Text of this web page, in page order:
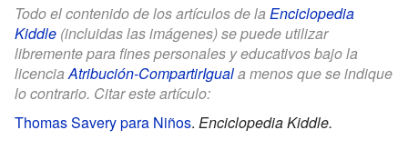
Todo el contenido de los artículos de la Enciclopedia
Kiddle (incluidas las imágenes) se puede utilizar
libremente para fines personales y educativos bajo la
licenciaAtribución-CompartirIguala menos que se indique
lo contrario. Citar este artículo:
Thomas Savery para Niños. Enciclopedia Kiddle.